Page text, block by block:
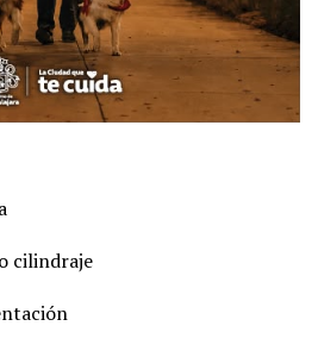
cilindraje